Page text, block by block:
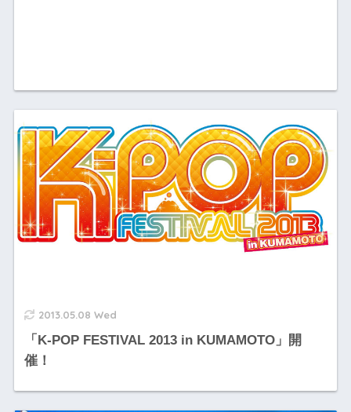
2013.05.08 Wed
「K-POP FESTIVAL 2013 in KUMAMOTO」開
催！